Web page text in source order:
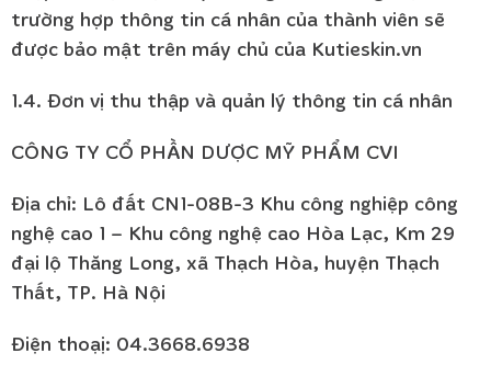
trường hợp thông tin cá nhân của thành viên sẽ
được bảo mật trên máy chủ của Kutieskin.vn
1.4. Đơn vị thu thập và quản lý thông tin cá nhân
CÔNG TY CỔ PHẦN DƯỢC MỸ PHẨM CVI
Địa chỉ: Lô đất CN1-08B-3 Khu công nghiệp công
nghệ cao 1 – Khu công nghệ cao Hòa Lạc, Km 29
đại lộ Thăng Long, xã Thạch Hòa, huyện Thạch
Thất, TP. Hà Nội
Điện thoạị: 04.3668.6938